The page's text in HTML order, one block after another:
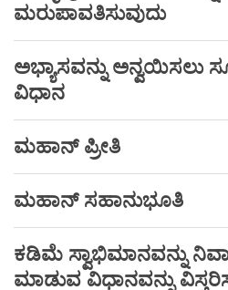
ಮರುಪಾವತಿಸುವುದು
ಅಭ್ಯಾಸವನ್ನು ಅನ್ವಯಿಸಲು
ವಿಧಾನ
ಮಹಾನ್ ಪ್ರೀತಿ
ಮಹಾನ್ ಸಹಾನುಭೂತಿ
ಕಡಿಮೆ ಸ್ವಾಭಿಮಾನವನ್ನು
ಮಾಡುವ ವಿಧಾನವನ್ನು